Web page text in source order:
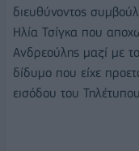
διευθύνοντος
Ηλία Τσίγκα που
Ανδρεούλης μαζί με
δίδυμο που είχε
εισόδου του